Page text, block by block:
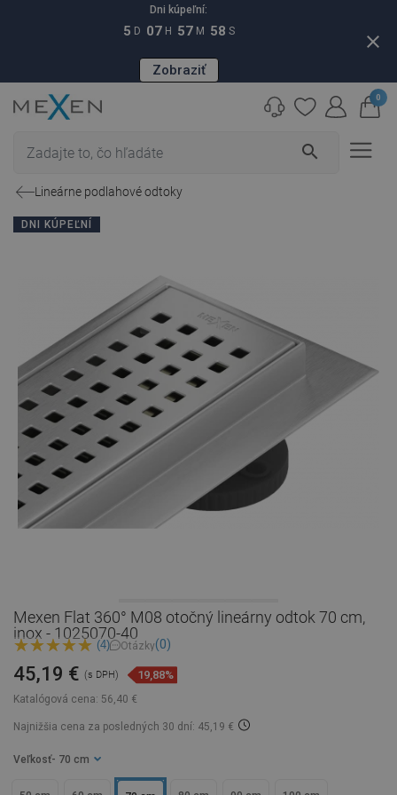
Dni kúpeľní:
5 D 07 H 57 M 57 S
Zobraziť
close
search
0
Lineárne podlahové odtoky
DNI KÚPEĽNÍ
Mexen Flat 360° M08 otočný lineárny odtok 70 cm,
inox - 1025070-40
(4) Otázky(0)
Katalógová cena: 56,40 €
45,19 € (s DPH) 19,88%
Najnižšia cena za posledných 30 dní: 45,19 €
Veľkosť - 70 cm